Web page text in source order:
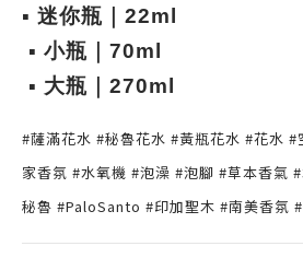
▪ 迷你瓶｜22ml
▪ 小瓶｜70ml
▪ 大瓶｜270ml
#薩滿花水 #秘魯花水 #黃瓶花水 #花水
家香氛 #水氧機 #泡澡 #泡腳 #草本香氣
秘魯 #PaloSanto #印加聖木 #南美香氛